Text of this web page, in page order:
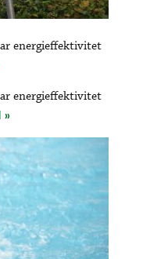
energieffektivitet
energieffektivitet